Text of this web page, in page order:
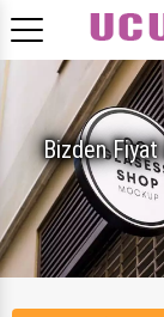
Bizden Fiyat